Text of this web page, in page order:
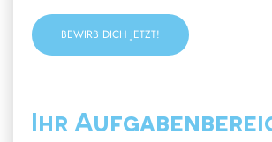
BEWIRB DICH JETZT!
Ihr